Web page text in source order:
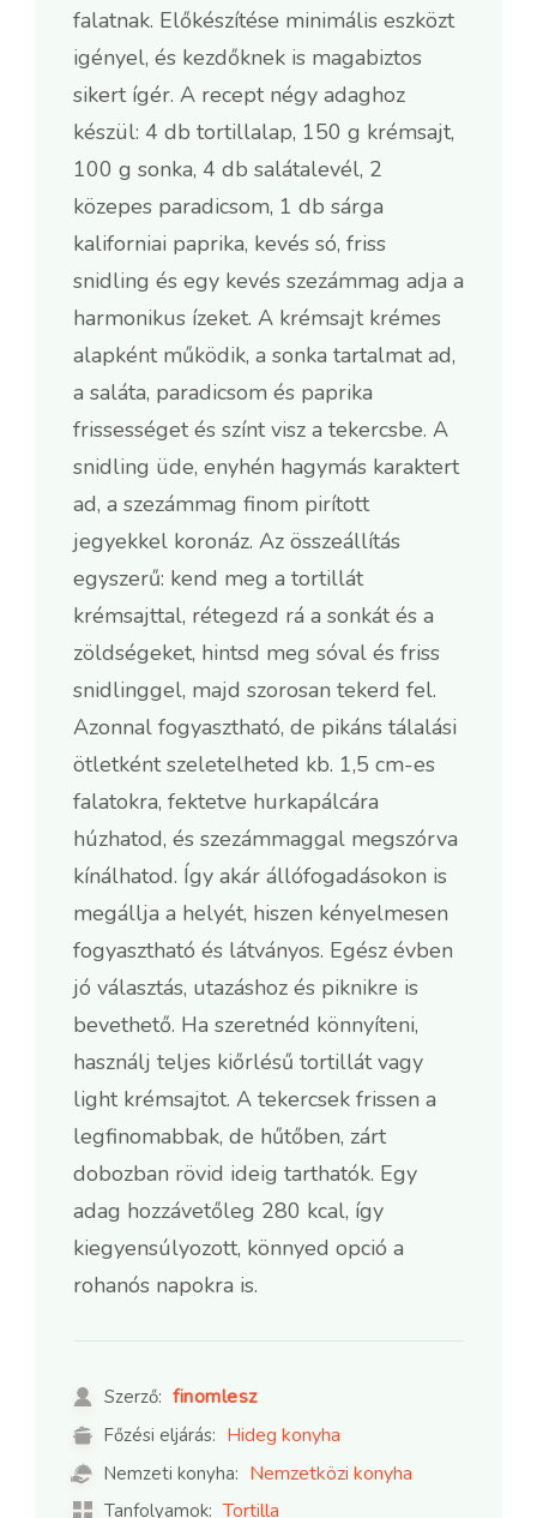
falatnak. Előkészítése minimális eszközt
igényel, és kezdőknek is magabiztos
sikert ígér. A recept négy adaghoz
készül: 4 db tortillalap, 150 g krémsajt,
100 g sonka, 4 db salátalevél, 2
közepes paradicsom, 1 db sárga
kaliforniai paprika, kevés só, friss
snidling és egy kevés szezámmag adja a
harmonikus ízeket. A krémsajt krémes
alapként működik, a sonka tartalmat ad,
a saláta, paradicsom és paprika
frissességet és színt visz a tekercsbe. A
snidling üde, enyhén hagymás karaktert
ad, a szezámmag finom pirított
jegyekkel koronáz. Az összeállítás
egyszerű: kend meg a tortillát
krémsajttal, rétegezd rá a sonkát és a
zöldségeket, hintsd meg sóval és friss
snidlinggel, majd szorosan tekerd fel.
Azonnal fogyasztható, de pikáns tálalási
ötletként szeletelheted kb. 1,5 cm-es
falatokra, fektetve hurkapálcára
húzhatod, és szezámmaggal megszórva
kínálhatod. Így akár állófogadásokon is
megállja a helyét, hiszen kényelmesen
fogyasztható és látványos. Egész évben
jó választás, utazáshoz és piknikre is
bevethető. Ha szeretnéd könnyíteni,
használj teljes kiőrlésű tortillát vagy
light krémsajtot. A tekercsek frissen a
legfinomabbak, de hűtőben, zárt
dobozban rövid ideig tarthatók. Egy
adag hozzávetőleg 280 kcal, így
kiegyensúlyozott, könnyed opció a
rohanós napokra is.
Szerző: finomlesz
Főzési eljárás: Hideg konyha
Nemzeti konyha: Nemzetközi konyha
Tanfolyamok: Tortilla